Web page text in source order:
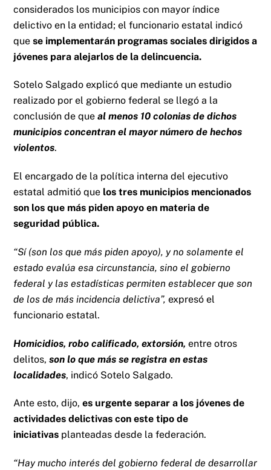
considerados los municipios con mayor índice
delictivo en la entidad; el funcionario estatal indicó
quese implementarán programas sociales dirigidos a
jóvenes para alejarlos de la delincuencia.
Sotelo Salgado explicó que mediante un estudio
realizado por el gobierno federal se llegó a la
conclusión de que al menos 10 colonias de dichos
municipios concentran el mayor número de hechos
violentos.
El encargado de la política interna del ejecutivo
estatal admitió que los tres municipios mencionados
son los que más piden apoyo en materia de
seguridad pública.
“Sí (son los que más piden apoyo), y no solamente el
estado evalúa esa circunstancia, sino el gobierno
federal y las estadísticas permiten establecer que son
de los de más incidencia delictiva”, expresó el
funcionario estatal.
Homicidios, robo calificado, extorsión, entre otros
delitos,son lo que más se registra en estas
localidades, indicó Sotelo Salgado.
Ante esto, dijo,es urgente separar a los jóvenes de
actividades delictivas con este tipo de
iniciativas planteadas desde la federación.
“Hay mucho interés del gobierno federal de desarrollar